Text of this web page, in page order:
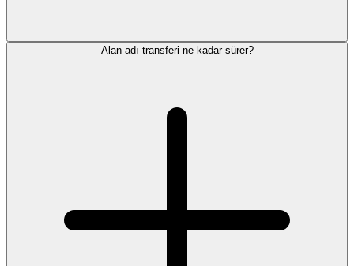
Alan adı transferi ne kadar sürer?